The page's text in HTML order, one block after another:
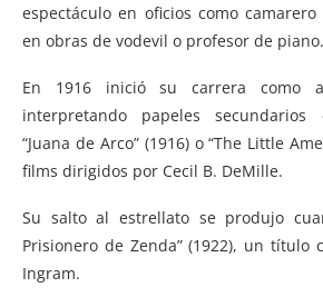
espectáculo en oficios como
en obras de vodevil o profesor de piano.
En 1916 inició su carrera como
interpretando papeles
“Juana de Arco” (1916) o “The Little
films dirigidos por Cecil B. DeMille.
Su salto al estrellato se produjo
Prisionero de Zenda” (1922), un título
Ingram.